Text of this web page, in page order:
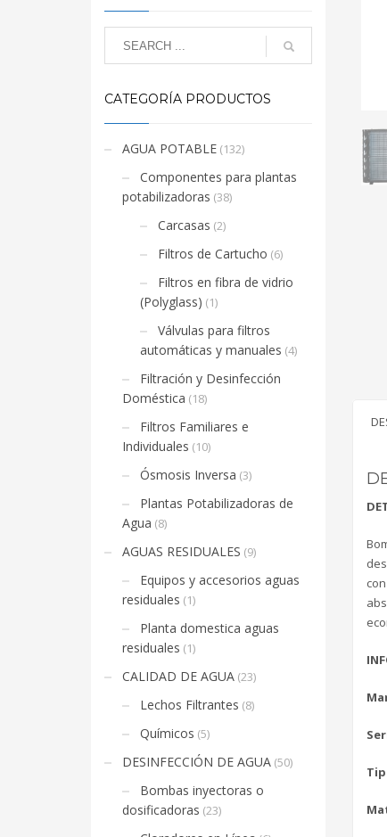
CATEGORÍA PRODUCTOS
AGUA POTABLE (132)
Componentes para plantas
potabilizadoras (38)
Carcasas (2)
Filtros de Cartucho (6)
Filtros en fibra de vidrio
(Polyglass) (1)
Válvulas para filtros
automáticas y manuales (4)
Filtración y Desinfección
Doméstica (18)
Filtros Familiares e
Individuales (10)
Ósmosis Inversa (3)
Plantas Potabilizadoras de
Agua (8)
AGUAS RESIDUALES (9)
Equipos y accesorios aguas
residuales (1)
Planta domestica aguas
residuales (1)
CALIDAD DE AGUA (23)
Lechos Filtrantes (8)
Químicos (5)
DESINFECCIÓN DE AGUA (50)
Bombas inyectoras o
dosificadoras (23)